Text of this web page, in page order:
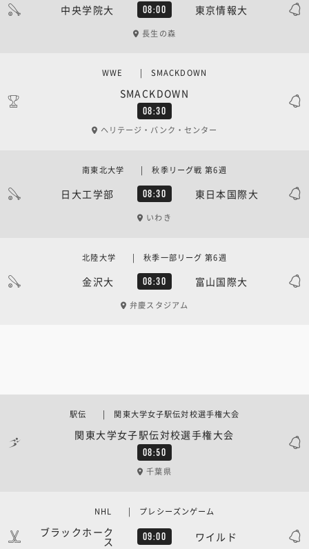
中央学院大 08:00 東京情報大
長生の森
08:30
SMACKDOWN
WWE | SMACKDOWN
ヘリテージ・バンク・センター
日大工学部 08:30 東日本国際大
南東北大学 | 秋季リーグ戦 第6週
いわき
金沢大 08:30 富山国際大
北陸大学 | 秋季一部リーグ 第6週
弁慶スタジアム
08:50
関東大学女子駅伝対校選手権大会
駅伝 | 関東大学女子駅伝対校選手権大会
千葉県
ブラックホーク
ス 09:00 ワイルド
NHL | プレシーズンゲーム